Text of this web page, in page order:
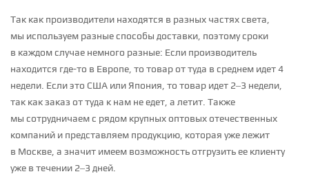
Производители Галерея
Новости
Контакты
Авторизация
Диаметр 16Диаметр 15Диаметр 14
Смотреть все шины
ПОДВЕСКА
Комплекты подвески в сбореАмортизаторы
Опоры амортизаторовПружины
Стабилизаторы и аксессуары
ПРОИЗВОДИТЕЛЬ
Eibach Pro-Kit
H&RKarbel KoniKW Suspensions
Urban Automotive
ТОРМОЗА
Тормозные системы Тормозные диски
Тормозные цилиндры
Так как производители находятся в разных частях света,
мы используем разные способы доставки, поэтому сроки
в каждом случае немного разные: Если производитель
находится где-то в Европе, то товар от туда в среднем идет 4
недели. Если это США или Япония, то товар идет 2–3 недели,
так как заказ от туда к нам не едет, а летит. Также
мы сотрудничаем с рядом крупных оптовых отечественных
компаний и представляем продукцию, которая уже лежит
в Москве, а значит имеем возможность отгрузить ее клиенту
уже в течении 2–3 дней.